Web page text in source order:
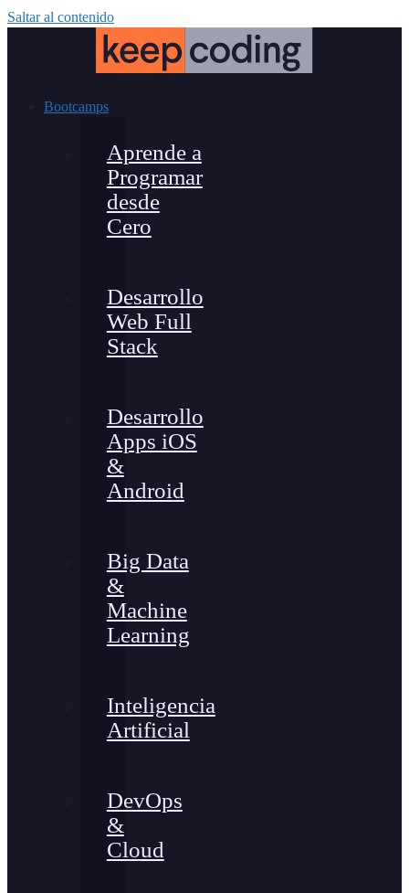
Saltar al contenido
Bootcamps
Aprende a
Programar
desde
Cero
Desarrollo
Web Full
Stack
Desarrollo
Apps iOS
&
Android
Big Data
&
Machine
Learning
Inteligencia
Artificial
DevOps
&
Cloud